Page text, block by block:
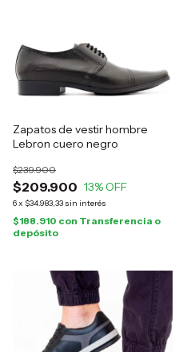
Zapatos de vestir hombre
Lebron cuero negro
$209.900
$239.900
13% OFF
6x $34.983,33 sin interés
$188.910 con Transferencia o
depósito